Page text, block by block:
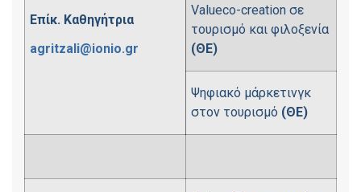
Επίκ. Καθηγήτρια
agritzali@ionio.gr
Valueco-creation σε
τουρισμό και φιλοξενία
(ΘΕ)
Ψηφιακό μάρκετινγκ
στον τουρισμό (ΘΕ)